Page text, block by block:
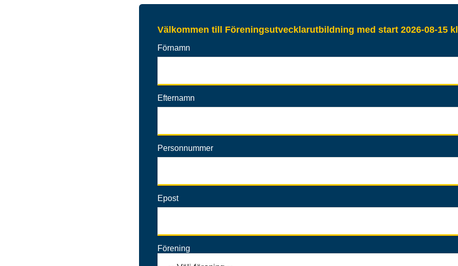
Välkommen till Föreningsutvecklarutbildning med start 2026-08-15
Förnamn
Efternamn
Personnummer
Epost
Förening